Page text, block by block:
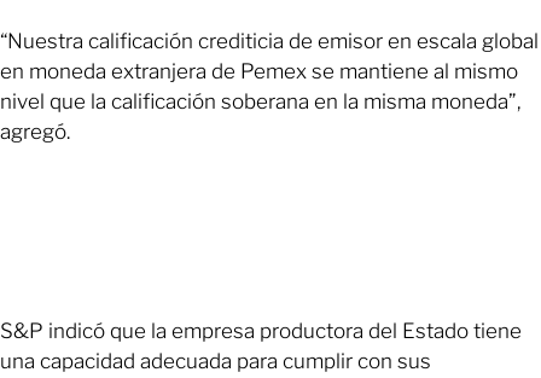
“Nuestra calificación crediticia de emisor en escala global
en moneda extranjera de Pemex se mantiene al mismo
nivel que la calificación soberana en la misma moneda”,
agregó.
S&P indicó que la empresa productora del Estado tiene
una capacidad adecuada para cumplir con sus